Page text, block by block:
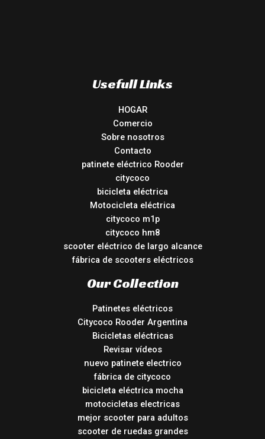
Usefull Links
HOGAR
Comercio
Sobre nosotros
Contacto
patinete eléctrico Rooder
citycoco
bicicleta eléctrica
Motocicleta eléctrica
citycoco m1p
citycoco hm8
scooter eléctrico de largo alcance
fábrica de scooters eléctricos
Our Collection
Patinetes eléctricos
Citycoco Rooder Argentina
Bicicletas eléctricas
Revisar vídeos
nuevo patinete electrico
fábrica de citycoco
bicicleta eléctrica mocha
motocicletas electricas
mejor scooter para adultos
scooter de ruedas grandes